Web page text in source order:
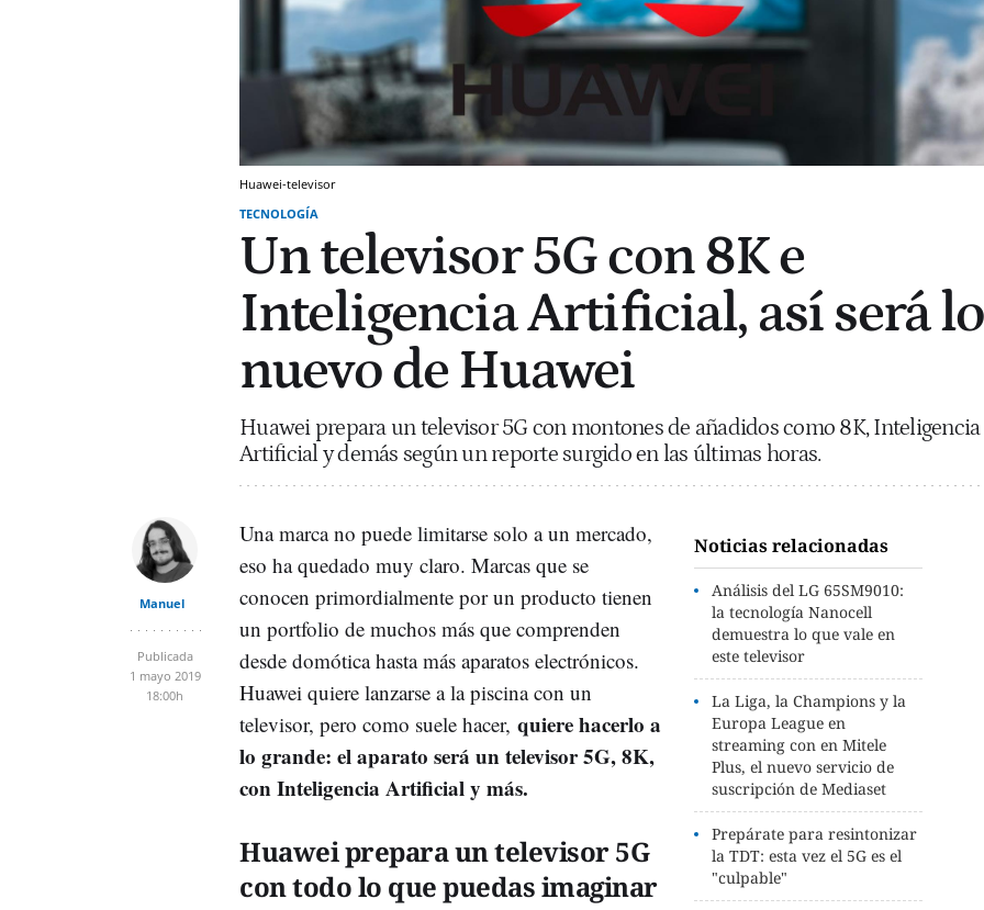
Huawei-televisor
TECNOLOGÍA
Un televisor 5G con 8K e
Inteligencia Artificial, así será lo
nuevo de Huawei
Huawei prepara un televisor 5G con montones de añadidos como 8K, Inteligencia
Artificial y demás según un reporte surgido en las últimas horas.
Manuel
Publicada
1 mayo 2019
18:00h
Noticias relacionadas
Análisis del LG 65SM9010:
la tecnología Nanocell
demuestra lo que vale en
este televisor
La Liga, la Champions y la
Europa League en
streaming con en Mitele
Plus, el nuevo servicio de
suscripción de Mediaset
Prepárate para resintonizar
la TDT: esta vez el 5G es el
"culpable"
Una marca no puede limitarse solo a un mercado,
eso ha quedado muy claro. Marcas que se
conocen primordialmente por un producto tienen
un portfolio de muchos más que comprenden
desde domótica hasta más aparatos electrónicos.
Huawei quiere lanzarse a la piscina con un
televisor, pero como suele hacer, quiere hacerlo a
lo grande: el aparato será un televisor 5G, 8K,
con Inteligencia Artificial y más.
Huawei prepara un televisor 5G
con todo lo que puedas imaginar